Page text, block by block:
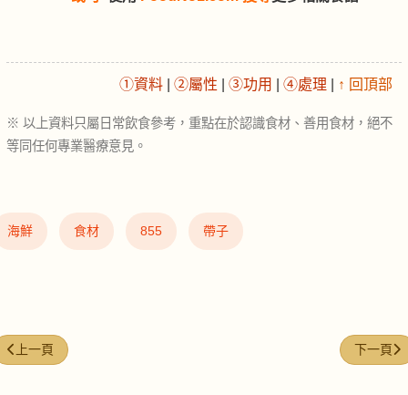
①資料 ②屬性 ③功用 ④處理 ↑ 回頂部
※ 以上資料只屬日常飲食參考，重點在於認識食材、善用食材，絕不
等同任何專業醫療意見。
海鮮 食材 855 帶子
上一篇文章: 八角 (Star Anise)
上一頁 下一篇
下一頁